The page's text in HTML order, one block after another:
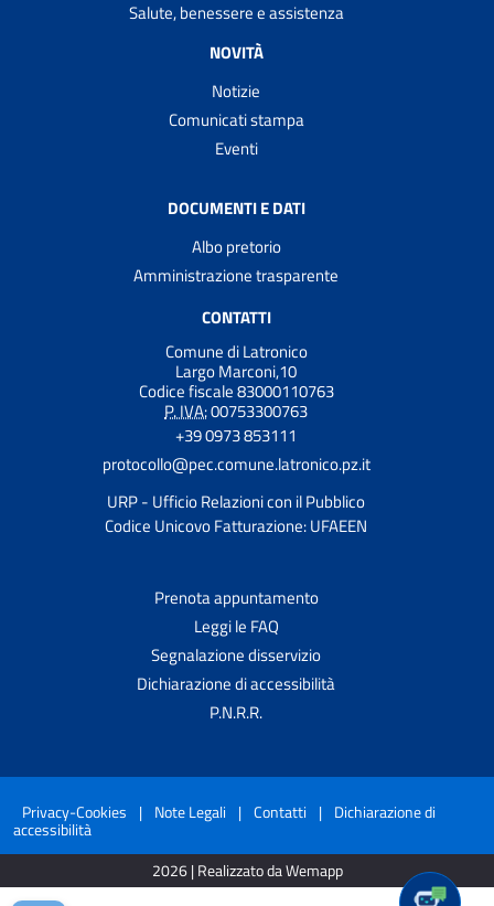
Salute, benessere e assistenza
NOVITÀ
Notizie
Comunicati stampa
Eventi
DOCUMENTI E DATI
Albo pretorio
Amministrazione trasparente
CONTATTI
Comune di Latronico
Largo Marconi,10
Codice fiscale 83000110763
P. IVA:00753300763
+39 0973 853111
protocollo@pec.comune.latronico.pz.it
URP - Ufficio Relazioni con il Pubblico
Codice Unicovo Fatturazione: UFAEEN
Prenota appuntamento
Leggi le FAQ
Segnalazione disservizio
Dichiarazione di accessibilità
P.N.R.R.
Privacy-Cookies | Note Legali | Contatti | Dichiarazione di
accessibilità
2026 | Realizzato da Wemapp